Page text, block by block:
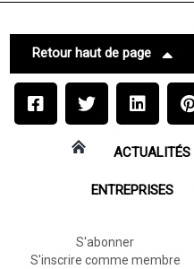
Retour haut de page
ACTUALITÉS
ENTREPRISES
S'abonner
S'inscrire comme membre